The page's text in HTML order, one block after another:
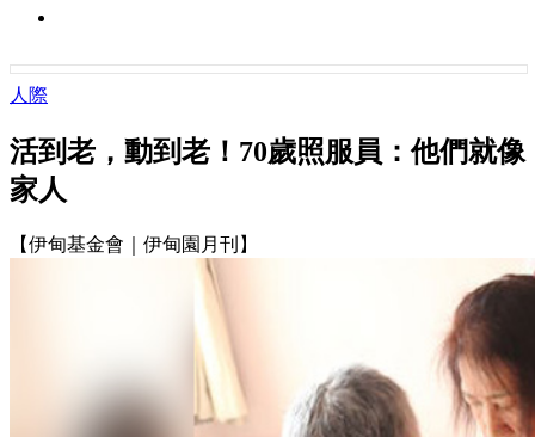
人際
活到老，動到老！70歲照服員：他們就像
家人
【伊甸基金會｜伊甸園月刊】